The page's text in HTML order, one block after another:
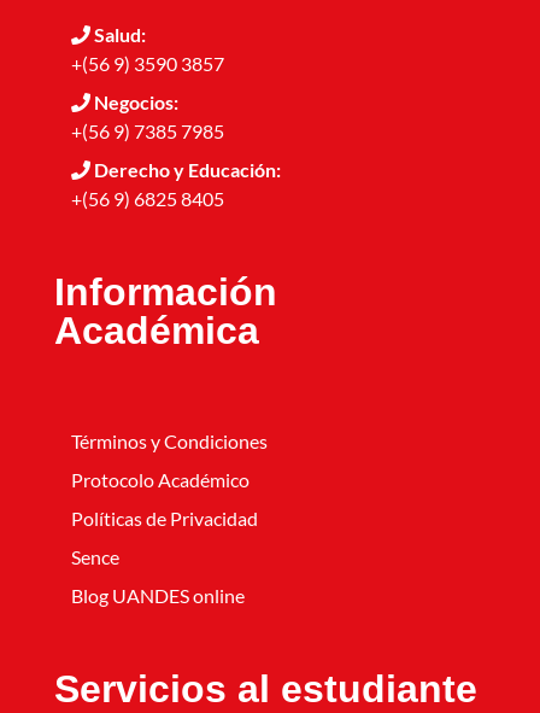
Salud:
+(56 9) 3590 3857
Negocios:
+(56 9) 7385 7985
Derecho y Educación:
+(56 9) 6825 8405
Información
Académica
Términos y Condiciones
Protocolo Académico
Políticas de Privacidad
Sence
Blog UANDES online
Servicios al estudiante